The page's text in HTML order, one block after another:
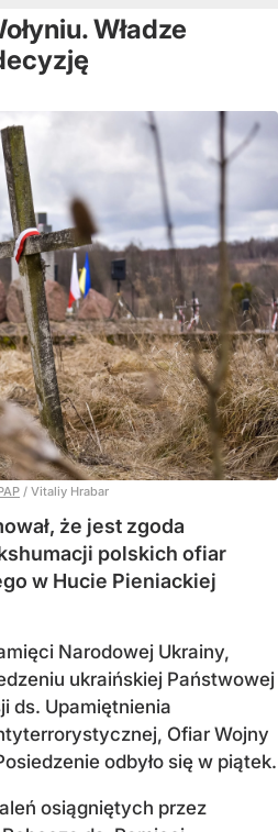
Władze
/ Vitaliy Hrabar
że jest zgoda
polskich ofiar
w Hucie Pieniackiej
Narodowej Ukrainy,
ukraińskiej Państwowej
ds. Upamiętnienia
Ofiar Wojny
odbyło się w piątek.
osiągniętych przez